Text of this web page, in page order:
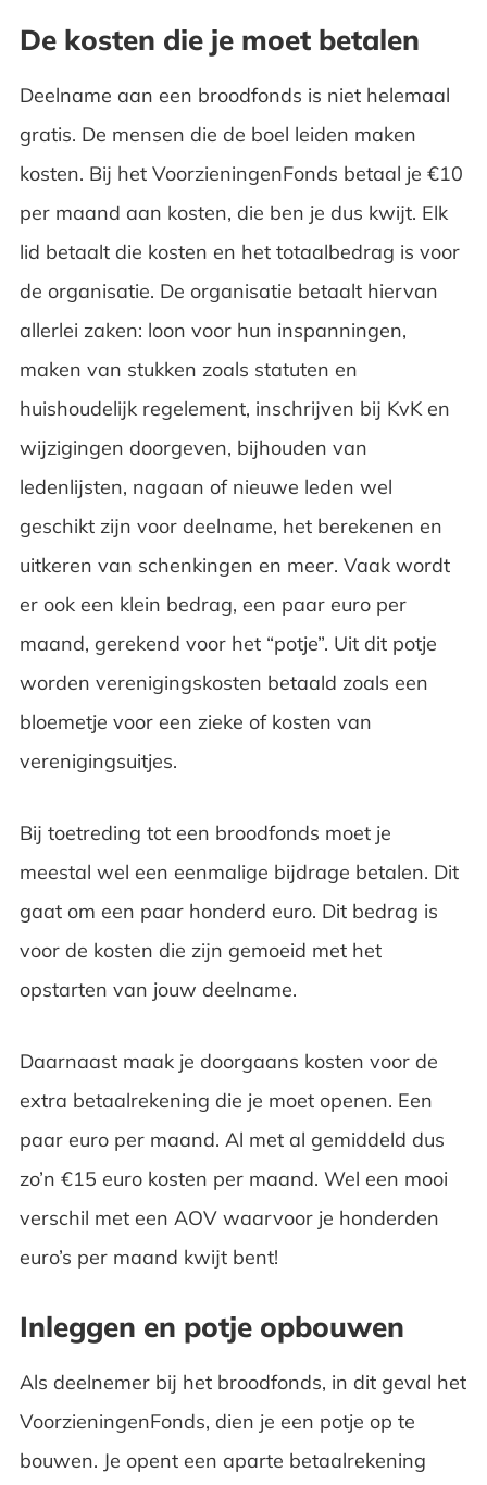
De kosten die je moet betalen
Deelname aan een broodfonds is niet helemaal
gratis. De mensen die de boel leiden maken
kosten. Bij het VoorzieningenFonds betaal je €10
per maand aan kosten, die ben je dus kwijt. Elk
lid betaalt die kosten en het totaalbedrag is voor
de organisatie. De organisatie betaalt hiervan
allerlei zaken: loon voor hun inspanningen,
maken van stukken zoals statuten en
huishoudelijk regelement, inschrijven bij KvK en
wijzigingen doorgeven, bijhouden van
ledenlijsten, nagaan of nieuwe leden wel
geschikt zijn voor deelname, het berekenen en
uitkeren van schenkingen en meer. Vaak wordt
er ook een klein bedrag, een paar euro per
maand, gerekend voor het “potje”. Uit dit potje
worden verenigingskosten betaald zoals een
bloemetje voor een zieke of kosten van
verenigingsuitjes.
Bij toetreding tot een broodfonds moet je
meestal wel een eenmalige bijdrage betalen. Dit
gaat om een paar honderd euro. Dit bedrag is
voor de kosten die zijn gemoeid met het
opstarten van jouw deelname.
Daarnaast maak je doorgaans kosten voor de
extra betaalrekening die je moet openen. Een
paar euro per maand. Al met al gemiddeld dus
zo’n €15 euro kosten per maand. Wel een mooi
verschil met een AOV waarvoor je honderden
euro’s per maand kwijt bent!
Inleggen en potje opbouwen
Als deelnemer bij het broodfonds, in dit geval het
VoorzieningenFonds, dien je een potje op te
bouwen. Je opent een aparte betaalrekening